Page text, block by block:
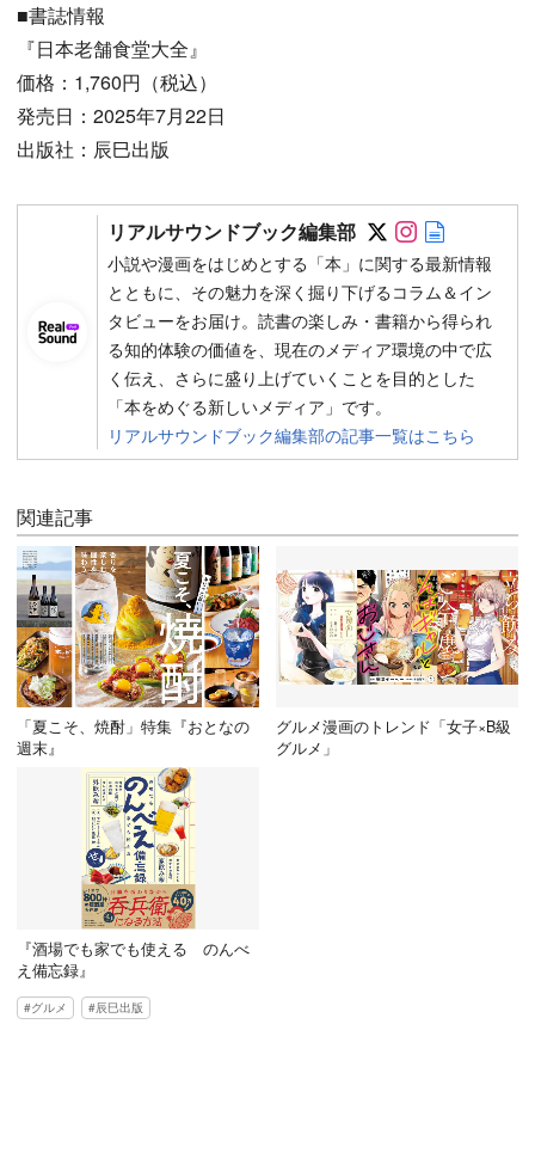
■書誌情報
『日本老舗食堂大全』
価格：1,760円（税込）
発売日：2025年7月22日
出版社：辰巳出版
リアルサウンドブック編集部 Follow on
Follow on
小説や漫画をはじめとする「本」に関する最新情報
とともに、その魅力を深く掘り下げるコラム＆イン
タビューをお届け。読書の楽しみ・書籍から得られ
る知的体験の価値を、現在のメディア環境の中で広
く伝え、さらに盛り上げていくことを目的とした
「本をめぐる新しいメディア」です。
リアルサウンドブック編集部の記事一覧はこちら
関連記事
「夏こそ、焼酎」特集『おとなの
週末』
グルメ漫画のトレンド「女子×B級
グルメ」
『酒場でも家でも使える のんべ
え備忘録』
グルメ 辰巳出版